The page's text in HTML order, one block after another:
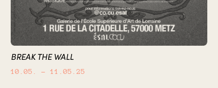
BREAK THE WALL
10.05. – 11.05.25